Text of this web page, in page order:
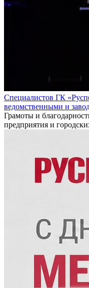
Специалистов ГК
ведомственными и
Грамоты и
предприятия и